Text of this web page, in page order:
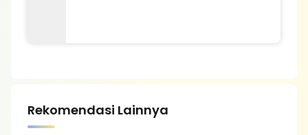
Rekomendasi Lainnya